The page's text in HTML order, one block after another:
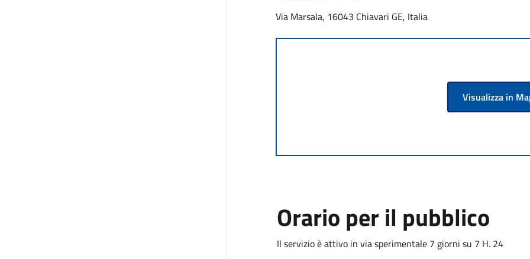
Via Marsala, 16043 Chiavari GE, Italia
Visualizza in
Orario per il pubblico
Il servizio è attivo in via sperimentale 7 giorni su 7 H. 24